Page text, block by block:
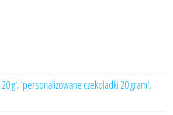
g', 'personalizowane czekoladki 20 gram',